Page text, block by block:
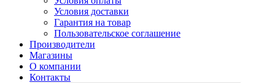
Условия доставки
Гарантия на товар
Пользовательское соглашение
Производители
Магазины
О компании
Контакты